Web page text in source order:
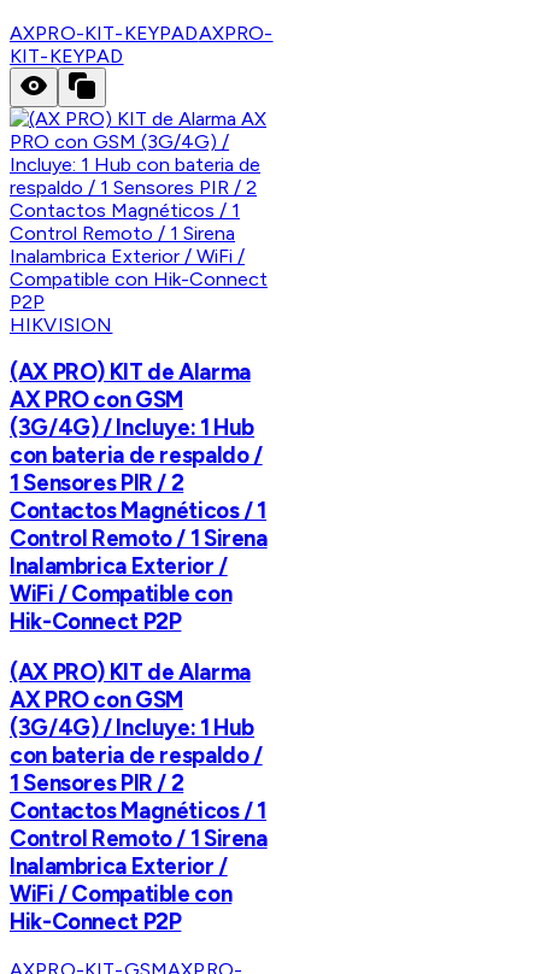
AXPRO-KIT-KEYPADAXPRO-
KIT-KEYPAD
HIKVISION
(AX PRO) KIT de Alarma
AX PRO con GSM
(3G/4G) / Incluye: 1 Hub
con bateria de respaldo /
1 Sensores PIR / 2
Contactos Magnéticos / 1
Control Remoto / 1 Sirena
Inalambrica Exterior /
WiFi / Compatible con
Hik-Connect P2P
(AX PRO) KIT de Alarma
AX PRO con GSM
(3G/4G) / Incluye: 1 Hub
con bateria de respaldo /
1 Sensores PIR / 2
Contactos Magnéticos / 1
Control Remoto / 1 Sirena
Inalambrica Exterior /
WiFi / Compatible con
Hik-Connect P2P
AXPRO-KIT-GSMAXPRO-